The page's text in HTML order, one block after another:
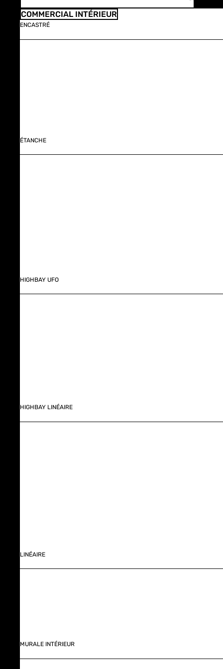
COMMERCIAL INTÉRIEUR
ENCASTRÉ
ÉTANCHE
HIGHBAY UFO
HIGHBAY LINÉAIRE
LINÉAIRE
MURALE INTÉRIEUR